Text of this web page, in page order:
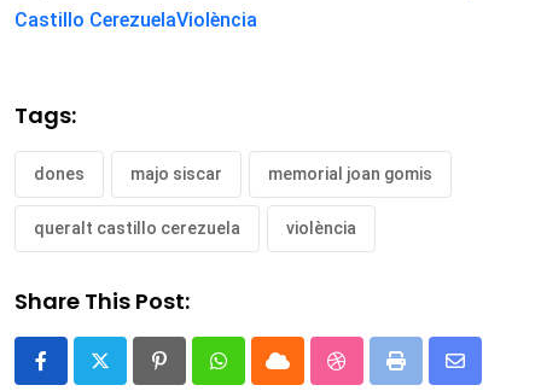
Castillo CerezuelaViolència
Tags:
dones majo siscar memorial joan gomis
queralt castillo cerezuela violència
Share This Post:
PinterestWhatsapp
Cloud StumbleUpon
Print
Share